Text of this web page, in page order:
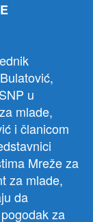
u
mlade,
i članicom
Mreže za
za mlade,
da
za